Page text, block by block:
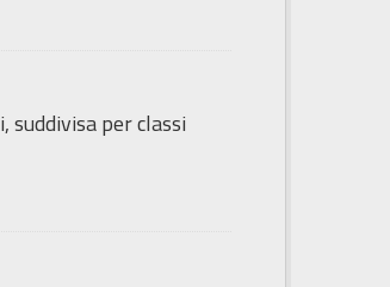
per classi